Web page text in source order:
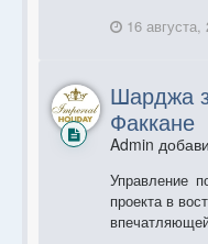
16 августа,
Шарджа
Факкане
Admin
Управление
проекта в